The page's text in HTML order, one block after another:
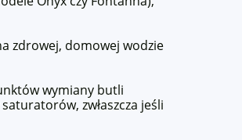
zdrowej, domowej wodzie
wymiany butli
zwłaszcza jeśli